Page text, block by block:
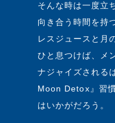
そんな時は一度立
向き合う時間を持
レスジュースと月
ひと息つけば、メ
ナジャイズされる
Moon Detox』習
はいかがだろう。